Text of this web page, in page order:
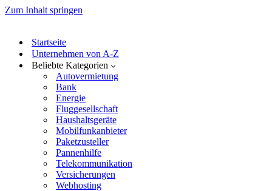
Zum Inhalt springen
Startseite
Unternehmen von A-Z
Beliebte Kategorien
Autovermietung
Bank
Energie
Fluggesellschaft
Haushaltsgeräte
Mobilfunkanbieter
Paketzusteller
Pannenhilfe
Telekommunikation
Versicherungen
Webhosting